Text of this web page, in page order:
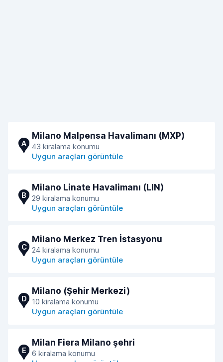
A
Milano Malpensa Havalimanı (MXP)
43 kiralama konumu
Uygun araçları görüntüle
B
Milano Linate Havalimanı (LIN)
29 kiralama konumu
Uygun araçları görüntüle
C
Milano Merkez Tren İstasyonu
24 kiralama konumu
Uygun araçları görüntüle
D
Milano (Şehir Merkezi)
10 kiralama konumu
Uygun araçları görüntüle
E
Milan Fiera Milano şehri
6 kiralama konumu